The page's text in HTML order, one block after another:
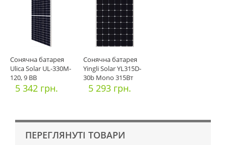
Сонячна батарея
Ulica Solar UL-330M-
120, 9 ВВ
5 342 грн.
Сонячна батарея
Yingli Solar YL315D-
30b Mono 315Вт
5 293 грн.
ПЕРЕГЛЯНУТІ ТОВАРИ